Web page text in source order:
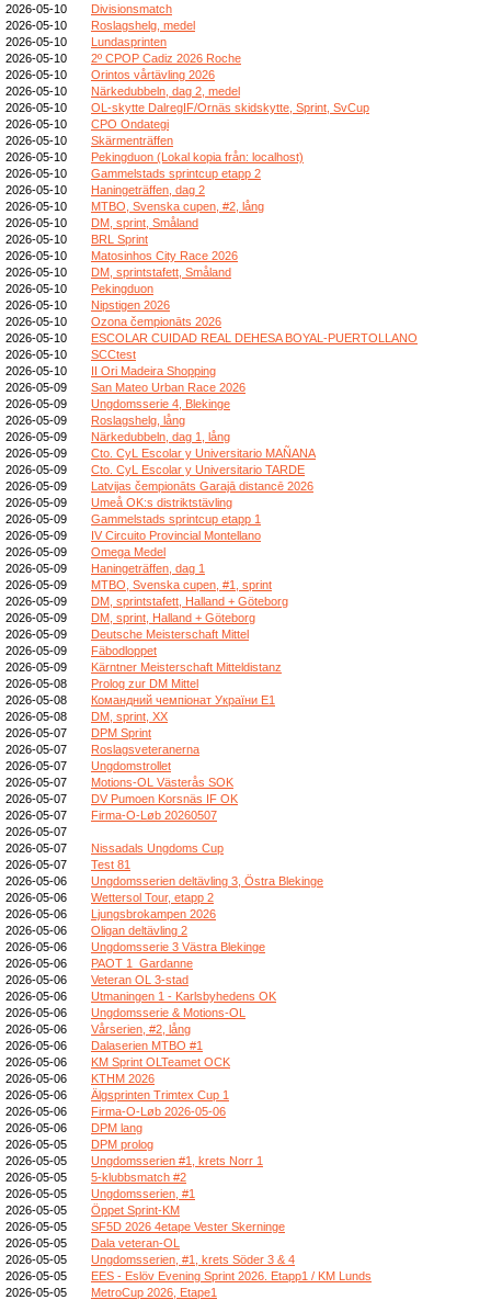
2026-05-10
Divisionsmatch
2026-05-10
Roslagshelg, medel
2026-05-10
Lundasprinten
2026-05-10
2º CPOP Cadiz 2026 Roche
2026-05-10
Orintos vårtävling 2026
2026-05-10
Närkedubbeln, dag 2, medel
2026-05-10
OL-skytte DalregIF/Ornäs skidskytte, Sprint, SvCup
2026-05-10
CPO Ondategi
2026-05-10
Skärmenträffen
2026-05-10
Pekingduon (Lokal kopia från: localhost)
2026-05-10
Gammelstads sprintcup etapp 2
2026-05-10
Haningeträffen, dag 2
2026-05-10
MTBO, Svenska cupen, #2, lång
2026-05-10
DM, sprint, Småland
2026-05-10
BRL Sprint
2026-05-10
Matosinhos City Race 2026
2026-05-10
DM, sprintstafett, Småland
2026-05-10
Pekingduon
2026-05-10
Nipstigen 2026
2026-05-10
Ozona čempionāts 2026
2026-05-10
ESCOLAR CUIDAD REAL DEHESA BOYAL-PUERTOLLANO
2026-05-10
SCCtest
2026-05-10
II Ori Madeira Shopping
2026-05-09
San Mateo Urban Race 2026
2026-05-09
Ungdomsserie 4, Blekinge
2026-05-09
Roslagshelg, lång
2026-05-09
Närkedubbeln, dag 1, lång
2026-05-09
Cto. CyL Escolar y Universitario MAÑANA
2026-05-09
Cto. CyL Escolar y Universitario TARDE
2026-05-09
Latvijas čempionāts Garajā distancē 2026
2026-05-09
Umeå OK:s distriktstävling
2026-05-09
Gammelstads sprintcup etapp 1
2026-05-09
IV Circuito Provincial Montellano
2026-05-09
Omega Medel
2026-05-09
Haningeträffen, dag 1
2026-05-09
MTBO, Svenska cupen, #1, sprint
2026-05-09
DM, sprintstafett, Halland + Göteborg
2026-05-09
DM, sprint, Halland + Göteborg
2026-05-09
Deutsche Meisterschaft Mittel
2026-05-09
Fäbodloppet
2026-05-09
Kärntner Meisterschaft Mitteldistanz
2026-05-08
Prolog zur DM Mittel
2026-05-08
Командний чемпіонат України E1
2026-05-08
DM, sprint, XX
2026-05-07
DPM Sprint
2026-05-07
Roslagsveteranerna
2026-05-07
Ungdomstrollet
2026-05-07
Motions-OL Västerås SOK
2026-05-07
DV Pumoen Korsnäs IF OK
2026-05-07
Firma-O-Løb 20260507
2026-05-07
2026-05-07
Nissadals Ungdoms Cup
2026-05-07
Test 81
2026-05-06
Ungdomsserien deltävling 3, Östra Blekinge
2026-05-06
Wettersol Tour, etapp 2
2026-05-06
Ljungsbrokampen 2026
2026-05-06
Oligan deltävling 2
2026-05-06
Ungdomsserie 3 Västra Blekinge
2026-05-06
PAOT 1_Gardanne
2026-05-06
Veteran OL 3-stad
2026-05-06
Utmaningen 1 - Karlsbyhedens OK
2026-05-06
Ungdomsserie & Motions-OL
2026-05-06
Vårserien, #2, lång
2026-05-06
Dalaserien MTBO #1
2026-05-06
KM Sprint OLTeamet OCK
2026-05-06
KTHM 2026
2026-05-06
Älgsprinten Trimtex Cup 1
2026-05-06
Firma-O-Løb 2026-05-06
2026-05-06
DPM lang
2026-05-05
DPM prolog
2026-05-05
Ungdomsserien #1, krets Norr 1
2026-05-05
5-klubbsmatch #2
2026-05-05
Ungdomsserien, #1
2026-05-05
Öppet Sprint-KM
2026-05-05
SF5D 2026 4etape Vester Skerninge
2026-05-05
Dala veteran-OL
2026-05-05
Ungdomsserien, #1, krets Söder 3 & 4
2026-05-05
EES - Eslöv Evening Sprint 2026. Etapp1 / KM Lunds
2026-05-05
MetroCup 2026, Etape1